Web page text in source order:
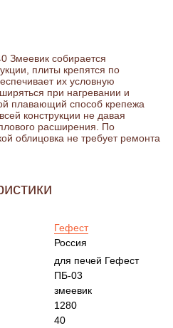
Змеевик собирается
плиты крепятся по
их условную
при нагревании и
плавающий способ крепежа
конструкции не давая
расширения. По
облицовка не требует ремонта
Гефест
Россия
для печей Гефест
ПБ-03
змеевик
1280
40